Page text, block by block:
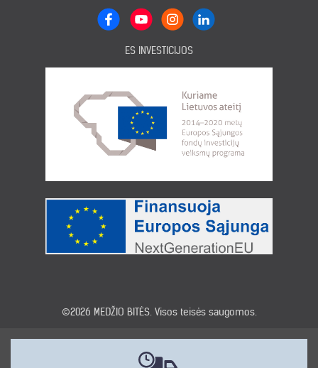
ES INVESTICIJOS
©2026 MEDŽIO BITĖS. Visos teisės saugomos.